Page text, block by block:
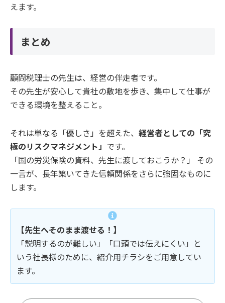
えます。
まとめ
顧問税理士の先生は、経営の伴走者です。
その先生が安心して貴社の敷地を歩き、集中して仕事が
できる環境を整えること。
それは単なる「優しさ」を超えた、 経営者としての「究
極のリスクマネジメント」 です。
「国の労災保険の資料、先生に渡しておこうか？」 その
一言が、長年築いてきた信頼関係をさらに強固なものに
します。
【先生へそのまま渡せる！】
「説明するのが難しい」「口頭では伝えにくい」と
いう社長様のために、紹介用チラシをご用意してい
ます。